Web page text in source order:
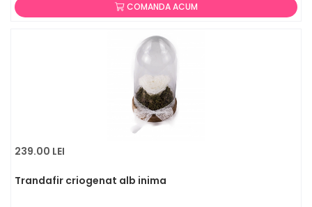
COMANDA ACUM
239.00 LEI
Trandafir criogenat alb inima